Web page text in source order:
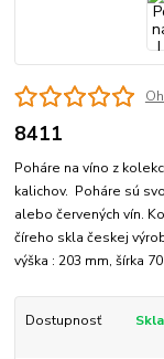
8411
Poháre na víno z
kalichov. Poháre sú
alebo červených vín.
číreho skla českej
výška : 203 mm, šírka
Dostupnosť